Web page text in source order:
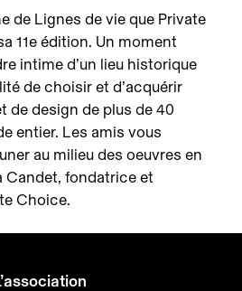
de Lignes de vie que Private
11e édition. Un moment
intime d’un lieu historique
de choisir et d’acquérir
de design de plus de 40
entier. Les amis vous
au milieu des oeuvres en
Candet, fondatrice et
Choice.